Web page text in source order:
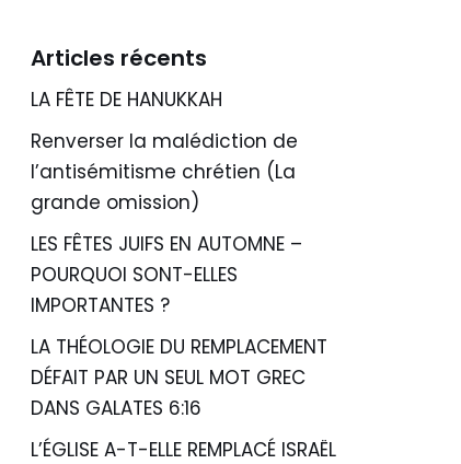
Articles récents
LA FÊTE DE HANUKKAH
Renverser la malédiction de
l’antisémitisme chrétien (La
grande omission)
LES FÊTES JUIFS EN AUTOMNE –
POURQUOI SONT-ELLES
IMPORTANTES ?
LA THÉOLOGIE DU REMPLACEMENT
DÉFAIT PAR UN SEUL MOT GREC
DANS GALATES 6:16
L’ÉGLISE A-T-ELLE REMPLACÉ ISRAËL